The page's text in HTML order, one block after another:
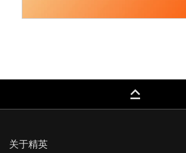
keyboard_capslock
关于精英